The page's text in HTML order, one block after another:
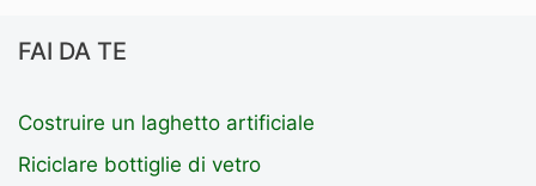
FAI DA TE
Costruire un laghetto artificiale
Riciclare bottiglie di vetro